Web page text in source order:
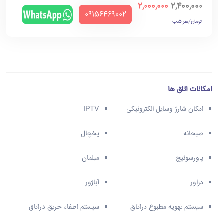
2,400,000
2,000,000
تومان/هر شب
‪09156469002‬
امکانات اتاق ها
امکان شارژ وسایل الکترونیکی IPTV
صبحانه یخچال
پاورسوئیچ مبلمان
دراور آباژور
سیستم تهویه مطبوع دراتاق سیستم اطفاء حریق دراتاق